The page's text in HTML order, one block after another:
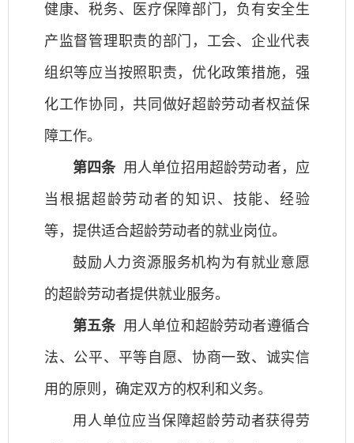
健康、税务、医疗保障部门，负有安全生
产监督管理职责的部门，工会、企业代表
组织等应当按照职责，优化政策措施，强
化工作协同，共同做好超龄劳动者权益保
障工作。
第四条 用人单位招用超龄劳动者，应
当根据超龄劳动者的知识、技能、经验
等，提供适合超龄劳动者的就业岗位。
鼓励人力资源服务机构为有就业意愿
的超龄劳动者提供就业服务。
第五条 用人单位和超龄劳动者遵循合
法、公平、平等自愿、协商一致、诚实信
用的原则，确定双方的权利和义务。
用人单位应当保障超龄劳动者获得劳